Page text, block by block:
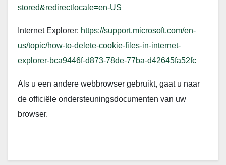
stored&redirectlocale=en-US
Internet Explorer: https://support.microsoft.com/en-
us/topic/how-to-delete-cookie-files-in-internet-
explorer-bca9446f-d873-78de-77ba-d42645fa52fc
Als u een andere webbrowser gebruikt, gaat u naar
de officiële ondersteuningsdocumenten van uw
browser.